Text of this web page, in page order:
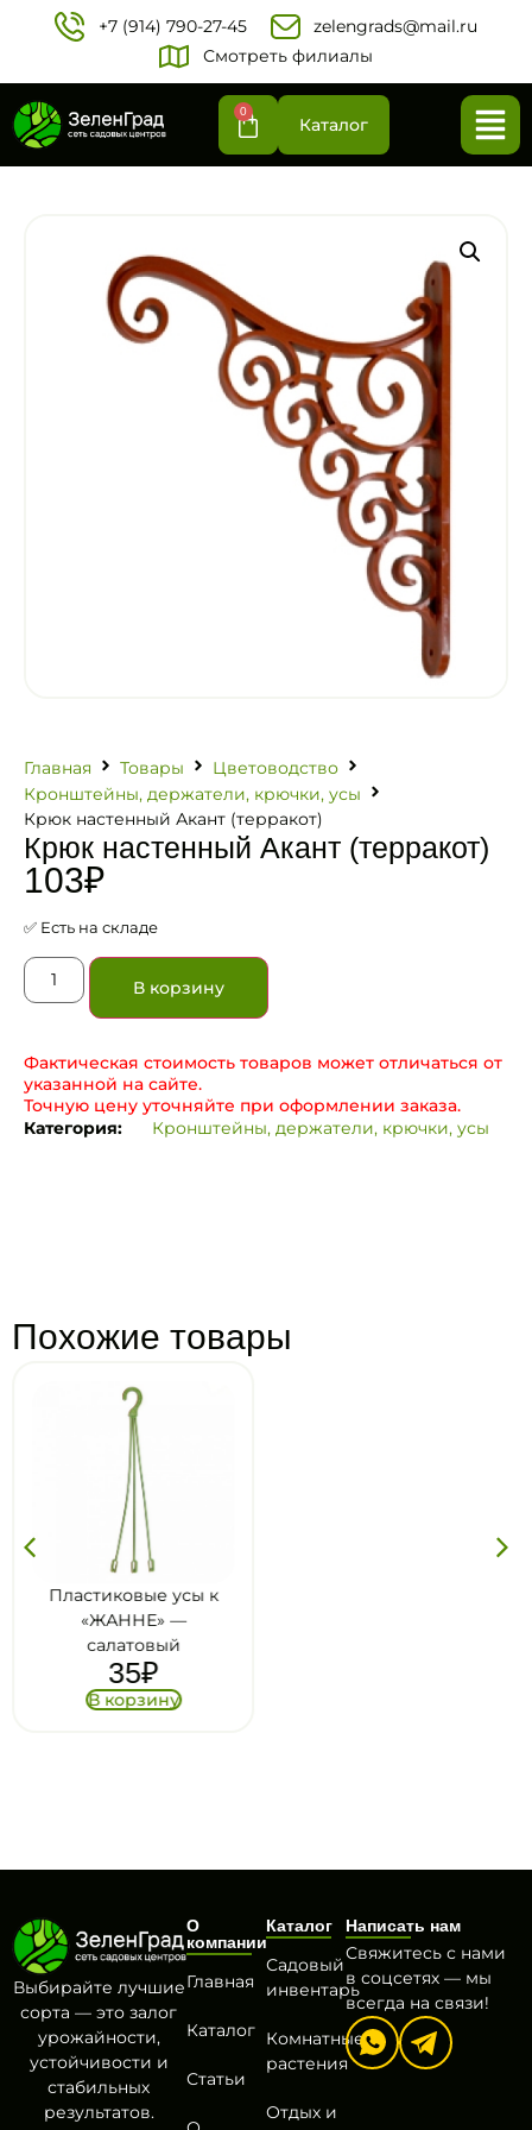
+7 (914) 790-27-45‬
zelengrads@mail.ru
Смотреть филиалы
0
Каталог
Главная Товары
Цветоводство
Кронштейны, держатели, крючки, усы
Крюк настенный Акант (терракот)
Крюк настенный Акант (терракот)
103₽
✅ Есть на складе
В корзину
Фактическая стоимость товаров может отличаться от
указанной на сайте.
Точную цену уточняйте при оформлении заказа.
Категория:
Кронштейны, держатели, крючки, усы
Похожие товары
Пластиковые усы к
«ЖАННЕ» —
салатовый
35₽
В корзину
Выбирайте лучшие
сорта — это залог
урожайности,
устойчивости и
стабильных
результатов.
О
компании
Главная
Каталог
Статьи
Каталог
Садовый
инвентарь
Комнатные
растения
Отдых и
Написать нам
Свяжитесь с нами
в соцсетях — мы
всегда на связи!